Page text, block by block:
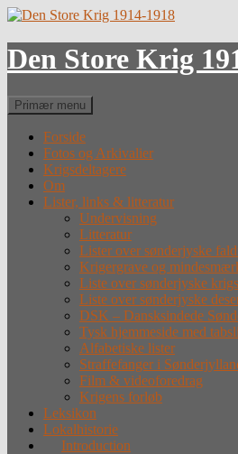
Hop
indhold
Den Store Krig
Søg
Primær menu
Forside
Fotos og Arkivalier
Krigsdeltagere
Om
Lister, links & litteratur
Undervisning
Litteratur
Lister over sønderjyske
Krigergrave og
Liste over sønderjyske
Liste over sønderjyske
DSK – Dansksindede
Tysk hjemmeside med
Alfabetiske lister
Straffefanger i
Film & videoforedrag
Krigens forløb
Leksikon
Lokalhistorie
Introduction